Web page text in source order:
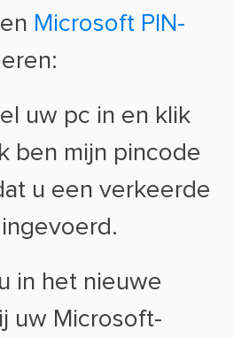
Microsoft PIN-
uw pc in en klik
ben mijn pincode
u een verkeerde
in het nieuwe
uw Microsoft-